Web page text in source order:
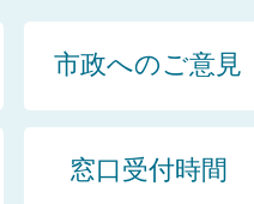
市政へのご意見
窓口受付時間